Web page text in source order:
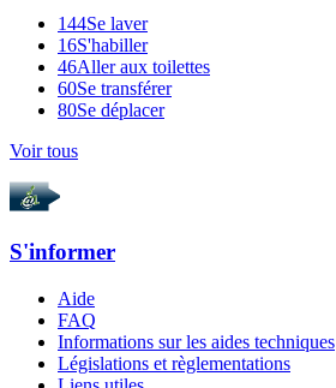
144Se laver
16S'habiller
46Aller aux toilettes
60Se transférer
80Se déplacer
Voir tous
S'informer
Aide
FAQ
Informations sur les aides techniques
Législations et règlementations